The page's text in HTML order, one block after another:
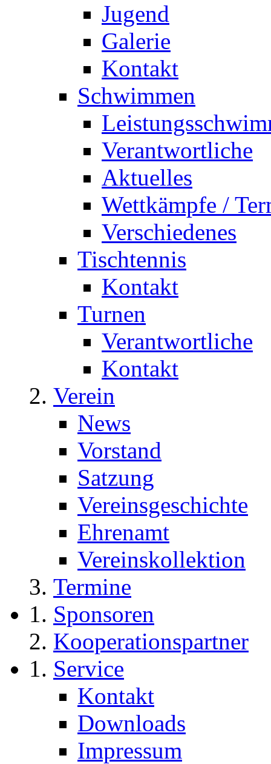
Jugend
Galerie
Kontakt
Schwimmen
Verantwortliche
Aktuelles
Wettkämpfe /
Verschiedenes
Tischtennis
Kontakt
Turnen
Verantwortliche
Kontakt
Verein
News
Vorstand
Satzung
Vereinsgeschichte
Ehrenamt
Vereinskollektion
Termine
Sponsoren
Kooperationspartner
Service
Kontakt
Downloads
Impressum